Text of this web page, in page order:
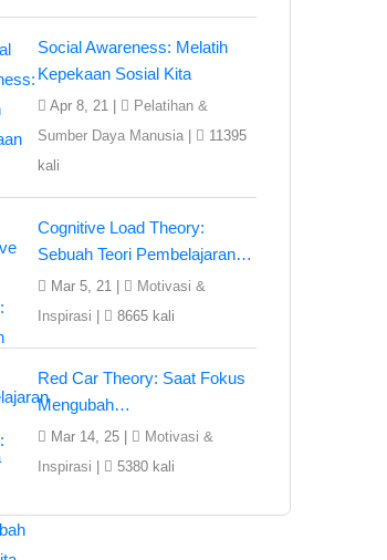
Social Awareness: Melatih
Kepekaan Sosial Kita
Apr 8, 21 |
Pelatihan &
Sumber Daya Manusia
11395
kali
Cognitive Load Theory:
Sebuah Teori Pembelajaran…
Mar 5, 21 |
Motivasi &
Inspirasi
8665 kali
Red Car Theory: Saat Fokus
Mengubah…
Mar 14, 25 |
Motivasi &
Inspirasi
5380 kali